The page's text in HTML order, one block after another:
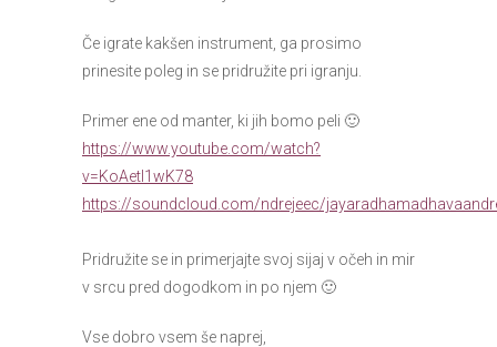
Če igrate kakšen instrument, ga prosimo
prinesite poleg in se pridružite pri igranju.
Primer ene od manter, ki jih bomo peli 🙂
https://www.youtube.com/watch?
v=KoAetl1wK78
https://soundcloud.com/ndrejeec/
Pridružite se in primerjajte svoj sijaj v očeh in mir
v srcu pred dogodkom in po njem 🙂
Vse dobro vsem še naprej,